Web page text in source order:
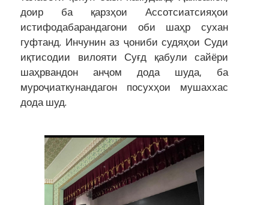
доир ба қарзҳои Ассотсиатсияҳои
истифодабарандагони оби шаҳр сухан
гуфтанд. Инчунин аз ҷониби судяҳои Суди
иқтисодии вилояти Суғд қабули сайёри
шаҳрвандон анҷом дода шуда, ба
муроҷиаткунандагон посухҳои мушаххас
дода шуд.